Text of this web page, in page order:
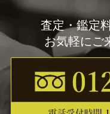
査定・鑑定
お気軽にご